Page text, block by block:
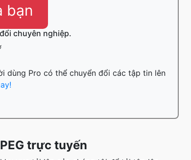
bạn
chuyên nghiệp.
dùng Pro có thể chuyển đổi các tập tin lên
trực tuyến